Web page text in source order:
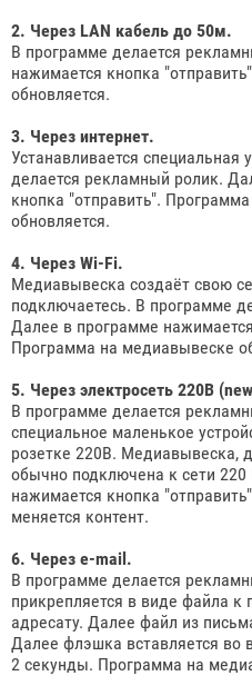
2. Через LAN кабель до 50м.
В программе делается
нажимается кнопка
обновляется.
3. Через интернет.
Устанавливается
делается рекламный ролик.
кнопка "отправить".
обновляется.
4. Через Wi-Fi.
Медиавывеска создаёт свою
подключаетесь. В программе
Далее в программе
Программа на медиавывеске
5. Через электросеть 220В
В программе делается
специальное маленькое
розетке 220В. Медиавывеска,
обычно подключена к сети
нажимается кнопка
меняется контент.
6. Через e-mail.
В программе делается
прикрепляется в виде файла к
адресату. Далее файл из
Далее флэшка вставляется
2 секунды. Программа на